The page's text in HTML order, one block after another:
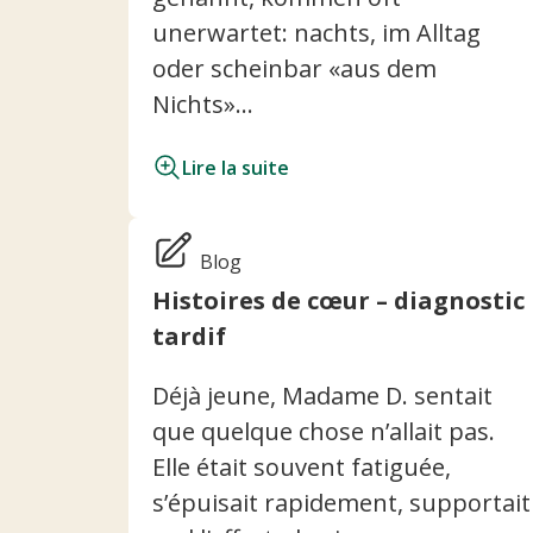
unerwartet: nachts, im Alltag
oder scheinbar «aus dem
Nichts»...
Lire la suite
Blog
Histoires de cœur – diagnostic
tardif
Déjà jeune, Madame D. sentait
que quelque chose n’allait pas.
Elle était souvent fatiguée,
s’épuisait rapidement, supportait